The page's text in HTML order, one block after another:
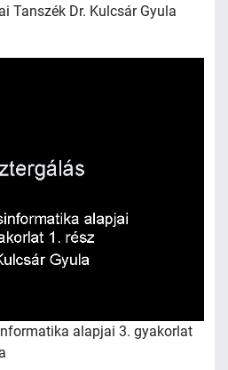
Tanszék Dr. Kulcsár Gyula
alapjai 3. gyakorlat